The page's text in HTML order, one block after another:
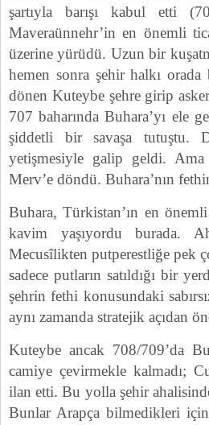
şartıyla barışı kabul etti
Maveraünnehr’in en önemli
üzerine yürüdü. Uzun bir
hemen sonra şehir halkı
dönen Kuteybe şehre girip
707 baharında Buhara’yı ele
şiddetli bir savaşa tutuştu.
yetişmesiyle galip geldi.
Merv’e döndü. Buhara’nın
Buhara, Türkistan’ın en
kavim yaşıyordu burada.
Mecusîlikten putperestliğe pek
sadece putların satıldığı bir
şehrin fethi konusundaki
aynı zamanda stratejik açıdan
Kuteybe ancak 708/709’da
camiye çevirmekle kalmadı;
ilan etti. Bu yolla şehir
Bunlar Arapça bilmedikleri için